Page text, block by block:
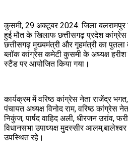
कुसमी, 29 अक्टूबर 2024: जिला
हुई मौत के खिलाफ छत्तीसगढ़ प्रदेश कांग्रेस
छत्तीसगढ़ मुख्यमंत्री और गृहमंत्री का
ब्लॉक कांग्रेस कमेटी कुसमी के अध्यक्ष
स्टैंड पर आयोजित किया गया।
कार्यक्रम में वरिष्ठ कांग्रेस नेता राजेंद्र
पंचायत अध्यक्ष विनोद राम, वरिष्ठ कांग्रेस
निकुंज, पार्षद वाहिद अली, धीरजन उरांव,
विधानसभा उपाध्यक्ष मुदस्सीर
उपस्थित रहे।